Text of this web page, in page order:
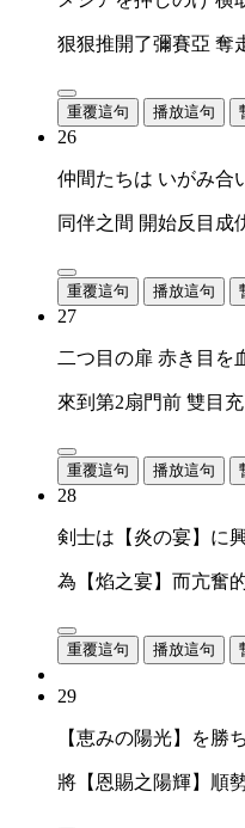
狠狠推開了彌賽亞 奪
重覆這句 播放這句
26
仲間たちは いがみ合
同伴之間 開始反目成
重覆這句 播放這句
27
二つ目の扉 赤き目を
來到第2扇門前 雙目
重覆這句 播放這句
28
剣士は【炎の宴】に
為【焰之宴】而亢奮
重覆這句 播放這句
29
【恵みの陽光】を勝
將【恩賜之陽輝】順